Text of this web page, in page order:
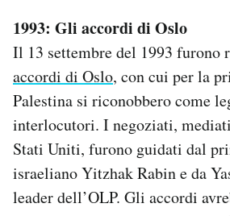
1993: Gli accordi di Oslo
Il 13 settembre del 1993
accordi di Oslo, con cui per la
Palestina si riconobbero come
interlocutori. I negoziati,
Stati Uniti, furono guidati dal
israeliano Yitzhak Rabin e da
leader dell’OLP. Gli accordi